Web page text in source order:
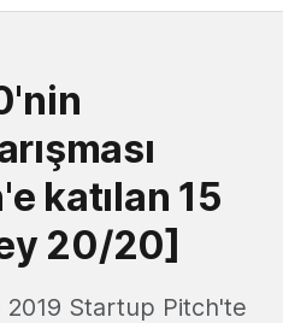
katılan 15
20/20]
Startup Pitch'te